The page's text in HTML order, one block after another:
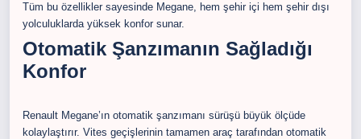
Tüm bu özellikler sayesinde Megane, hem şehir içi hem şehir dışı
yolculuklarda yüksek konfor sunar.
Otomatik Şanzımanın Sağladığı
Konfor
Renault Megane’ın otomatik şanzımanı sürüşü büyük ölçüde
kolaylaştırır. Vites geçişlerinin tamamen araç tarafından otomatik